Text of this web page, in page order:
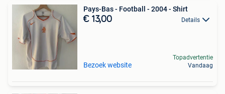
Pays-Bas - Football - 2004 - Shirt
€ 13,00 Details
Bezoek website
Topadvertentie
Vandaag